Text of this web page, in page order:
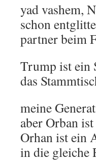
yad vashem,
schon
partner beim
Trump ist ein
das
meine
aber Orban
Orhan ist ein
in die gleiche